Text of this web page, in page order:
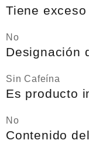
a
d
e
n
0
e
Tiene
No
Designación
Sin Cafeína
Es producto
No
Contenido